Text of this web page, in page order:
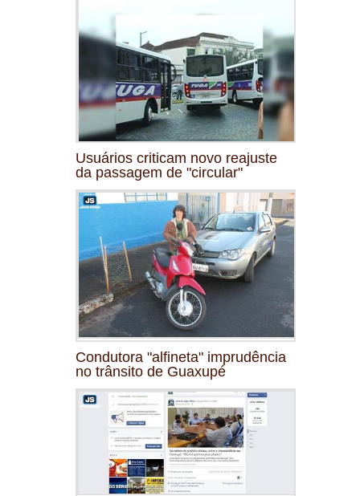
Usuários criticam novo reajuste
da passagem de "circular"
Condutora "alfineta" imprudência
no trânsito de Guaxupé